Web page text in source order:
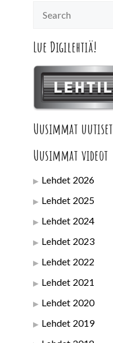
Lue Digilehtiä!
Uusimmat uutiset
Uusimmat videot
Lehdet 2026
Lehdet 2025
Lehdet 2024
Lehdet 2023
Lehdet 2022
Lehdet 2021
Lehdet 2020
Lehdet 2019